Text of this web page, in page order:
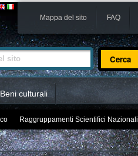
Mappa del sito FAQ
Beni culturali
Raggruppamenti Scientifici Nazionali